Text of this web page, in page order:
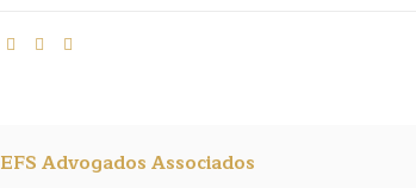
EFS Advogados Associados